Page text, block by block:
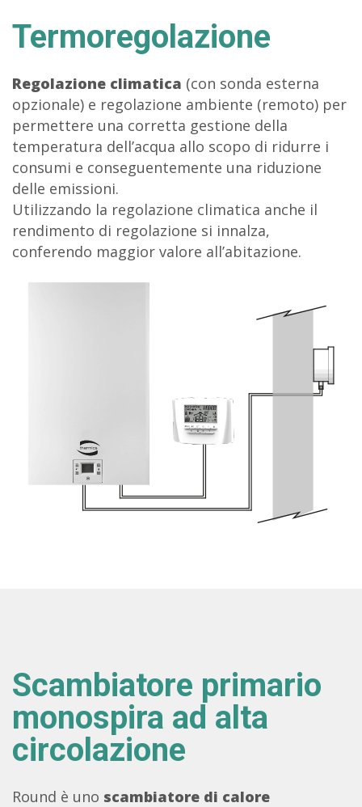
Termoregolazione
Regolazione climatica (con sonda esterna
opzionale) e regolazione ambiente (remoto) per
permettere una corretta gestione della
temperatura dell’acqua allo scopo di ridurre i
consumi e conseguentemente una riduzione
delle emissioni.
Utilizzando la regolazione climatica anche il
rendimento di regolazione si innalza,
conferendo maggior valore all’abitazione.
Scambiatore primario
monospira ad alta
circolazione
Round è uno scambiatore di calore